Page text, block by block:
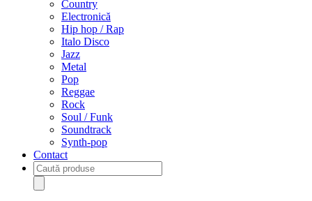
Country
Electronică
Hip hop / Rap
Italo Disco
Jazz
Metal
Pop
Reggae
Rock
Soul / Funk
Soundtrack
Synth-pop
Contact
Products
search